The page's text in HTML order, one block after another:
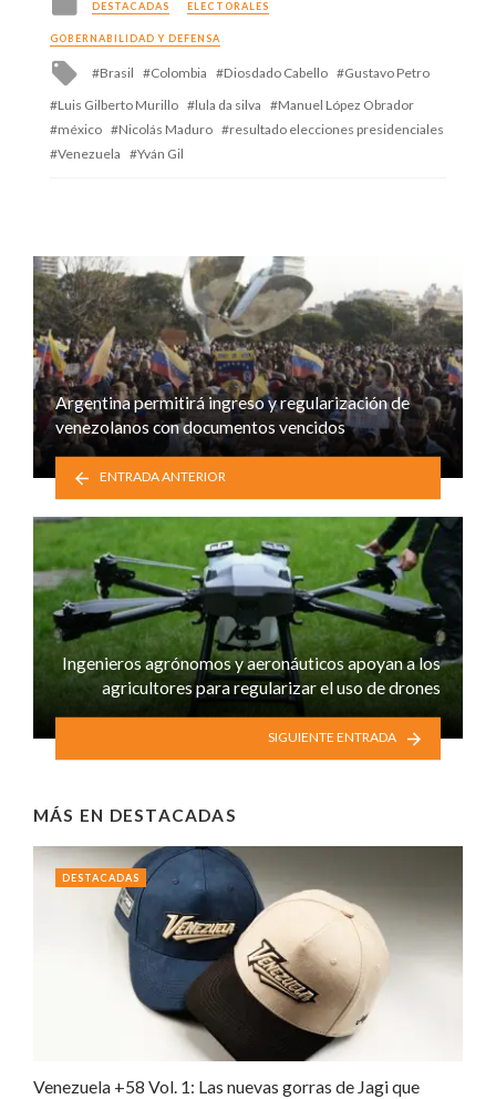
in
DESTACADAS ELECTORALES
GOBERNABILIDAD Y DEFENSA
Tagged
with
Brasil Colombia Diosdado Cabello
Gustavo Petro
Luis Gilberto Murillo
lula da silva
Manuel López Obrador
méxico
Nicolás Maduro
resultado elecciones presidenciales
Venezuela
Yván Gil
Argentina permitirá ingreso y regularización de
venezolanos con documentos vencidos
ENTRADA ANTERIOR
Ingenieros agrónomos y aeronáuticos apoyan a los
agricultores para regularizar el uso de drones
SIGUIENTE ENTRADA
MÁS EN DESTACADAS
Venezuela +58 Vol. 1: Las nuevas gorras de Jagi que
DESTACADAS